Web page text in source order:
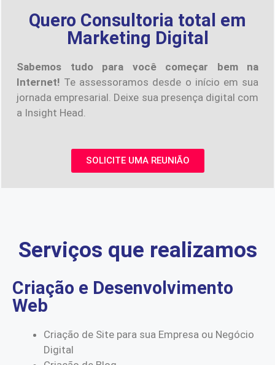
Quero Consultoria total em
Marketing Digital
Sabemos tudo para você começar bem na
Internet! Te assessoramos desde o início em sua
jornada empresarial. Deixe sua presença digital com
a Insight Head.
SOLICITE UMA REUNIÃO
Serviços que realizamos
Criação e Desenvolvimento
Web
Criação de Site para sua Empresa ou Negócio
Digital